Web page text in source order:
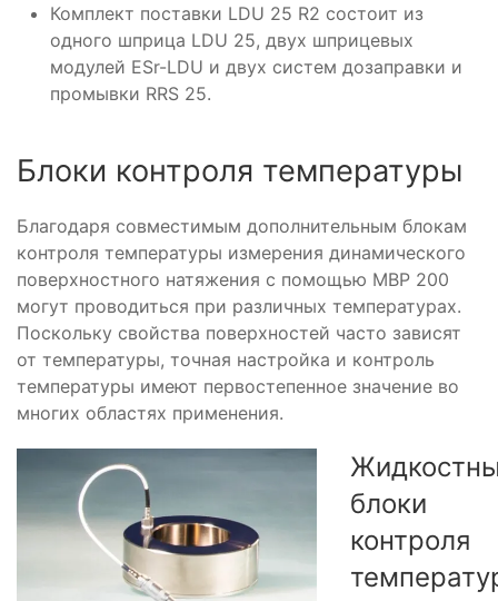
Комплект поставки LDU 25 R2 состоит из
одного шприца LDU 25, двух шприцевых
модулей ESr-LDU и двух систем дозаправки и
промывки RRS 25.
Блоки контроля температуры
Благодаря совместимым дополнительным блокам
контроля температуры измерения динамического
поверхностного натяжения с помощью MBP 200
могут проводиться при различных температурах.
Поскольку свойства поверхностей часто зависят
от температуры, точная настройка и контроль
температуры имеют первостепенное значение во
многих областях применения.
блоки
контроля